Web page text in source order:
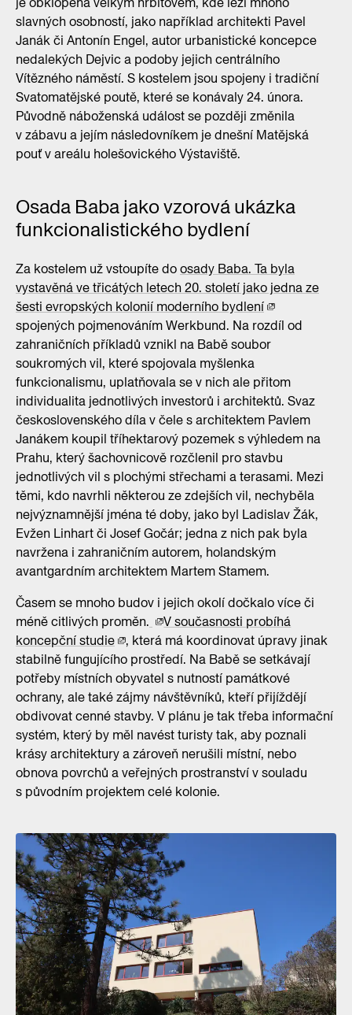
slavných osobností, jako například architekti Pavel
Janák či Antonín Engel, autor urbanistické koncepce
nedalekých Dejvic a podoby jejich centrálního
Vítězného náměstí. S kostelem jsou spojeny i tradiční
Svatomatějské poutě, které se konávaly 24. února.
Původně náboženská událost se později změnila
v zábavu a jejím následovníkem je dnešní Matějská
pouť v areálu holešovického Výstaviště.
Osada Baba jako vzorová ukázka
funkcionalistického bydlení
Za kostelem už vstoupíte doosady Baba. Ta byla
vystavěná ve třicátých letech 20. století jako jedna ze
šesti evropských kolonií moderního bydlení
spojených pojmenováním Werkbund. Na rozdíl od
zahraničních příkladů vznikl na Babě soubor
soukromých vil, které spojovala myšlenka
funkcionalismu, uplatňovala se v nich ale přitom
individualita jednotlivých investorů i architektů. Svaz
československého díla v čele s architektem Pavlem
Janákem koupil tříhektarový pozemek s výhledem na
Prahu, který šachovnicově rozčlenil pro stavbu
jednotlivých vil s plochými střechami a terasami. Mezi
těmi, kdo navrhli některou ze zdejších vil, nechyběla
nejvýznamnější jména té doby, jako byl Ladislav Žák,
Evžen Linhart či Josef Gočár; jedna z nich pak byla
navržena i zahraničním autorem, holandským
avantgardním architektem Martem Stamem.
Časem se mnoho budov i jejich okolí dočkalo více či
méně citlivých proměn.
V současnosti probíhá
koncepční studie
, která má koordinovat úpravy jinak
stabilně fungujícího prostředí. Na Babě se setkávají
potřeby místních obyvatel s nutností památkové
ochrany, ale také zájmy návštěvníků, kteří přijíždějí
obdivovat cenné stavby. V plánu je tak třeba informační
systém, který by měl navést turisty tak, aby poznali
krásy architektury a zároveň nerušili místní, nebo
obnova povrchů a veřejných prostranství v souladu
s původním projektem celé kolonie.